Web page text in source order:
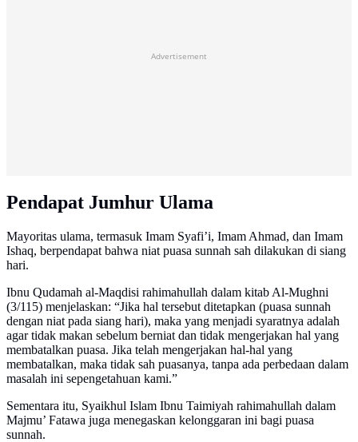
Advertisement
Pendapat Jumhur Ulama
Mayoritas ulama, termasuk Imam Syafi’i, Imam Ahmad, dan Imam
Ishaq, berpendapat bahwa niat puasa sunnah sah dilakukan di siang
hari.
Ibnu Qudamah al-Maqdisi rahimahullah dalam kitab Al-Mughni
(3/115) menjelaskan: “Jika hal tersebut ditetapkan (puasa sunnah
dengan niat pada siang hari), maka yang menjadi syaratnya adalah
agar tidak makan sebelum berniat dan tidak mengerjakan hal yang
membatalkan puasa. Jika telah mengerjakan hal-hal yang
membatalkan, maka tidak sah puasanya, tanpa ada perbedaan dalam
masalah ini sepengetahuan kami.”
Sementara itu, Syaikhul Islam Ibnu Taimiyah rahimahullah dalam
Majmu’ Fatawa juga menegaskan kelonggaran ini bagi puasa
sunnah.